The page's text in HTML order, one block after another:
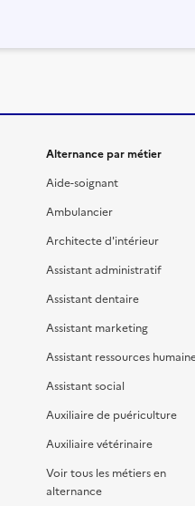
Alternance par métier
Aide-soignant
Ambulancier
Architecte d'intérieur
Assistant administratif
Assistant dentaire
Assistant marketing
Assistant ressources
Assistant social
Auxiliaire de puériculture
Auxiliaire vétérinaire
Voir tous les métiers en
alternance